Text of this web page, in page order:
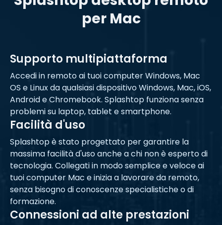
per Mac
Supporto multipiattaforma
Accedi in remoto ai tuoi computer Windows, Mac
OS e Linux da qualsiasi dispositivo Windows, Mac, iOS,
Android e Chromebook. Splashtop funziona senza
problemi su laptop, tablet e smartphone.
Facilità d'uso
Splashtop è stato progettato per garantire la
massima facilità d'uso anche a chi non è esperto di
tecnologia. Collegati in modo semplice e veloce ai
tuoi computer Mac e inizia a lavorare da remoto,
senza bisogno di conoscenze specialistiche o di
formazione.
Connessioni ad alte prestazioni